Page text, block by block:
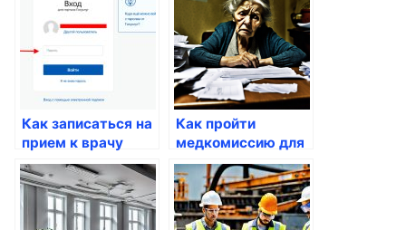
Как записаться на
прием к врачу
через портал
Госуслуги
Как пройти
медкомиссию для
работы через
Госуслуги